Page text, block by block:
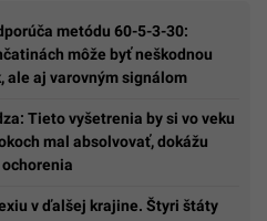
metódu 60-5-3-30:
môže byť neškodnou
ale aj varovným signálom
Tieto vyšetrenia by si vo veku
mal absolvovať, dokážu
v ďalšej krajine. Štyri štáty